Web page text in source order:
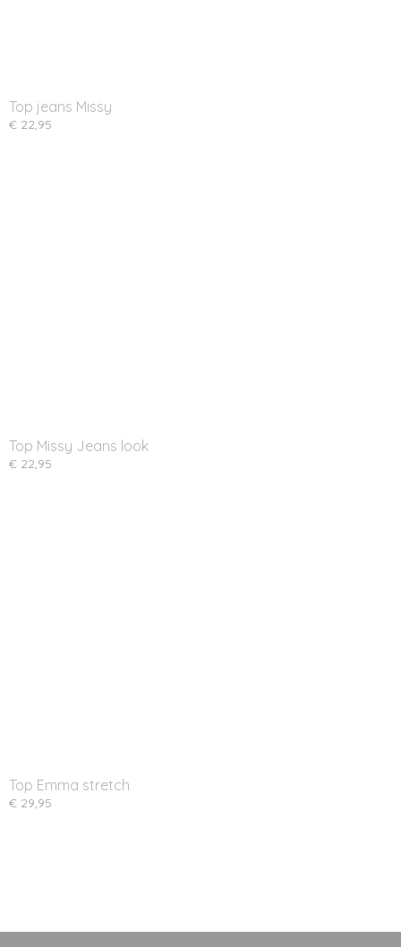
Top jeans Missy
€ 22,95
Top Missy Jeans look
€ 22,95
Top Emma stretch
€ 29,95